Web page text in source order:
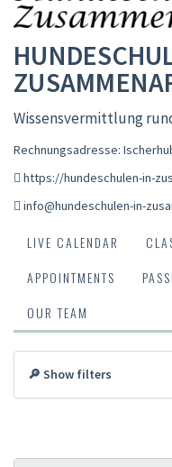
Wissensvermittlung
Rechnungsadresse:
https://hundeschulen-in-
info@hundeschulen-in-
LIVE CALENDAR
APPOINTMENTS
OUR TEAM
🔎 Show filters